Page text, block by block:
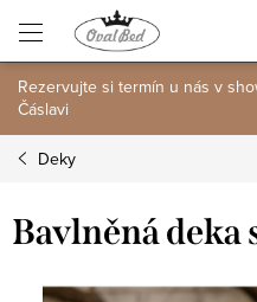
obsah
Rezervujte si termín u nás v
Čáslavi
Deky
Bavlněná deka